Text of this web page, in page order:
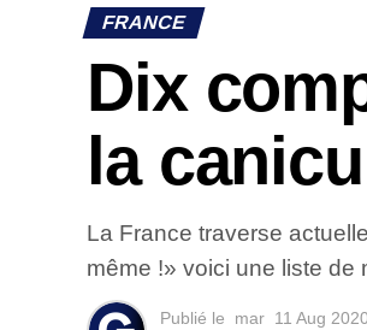
FRANCE
Dix
la
La France traverse
même !» voici une liste de
Publié le mar 11 Aug